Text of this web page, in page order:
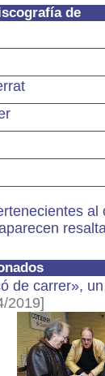
de
al
de carrer»,
2019]